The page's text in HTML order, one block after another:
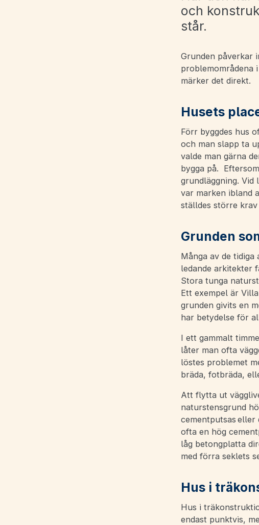
och
står.
Grunden påverkar
problemområdena
märker det direkt.
Husets
Förr byggdes hus
och man slapp ta
valde man gärna
bygga på.
grundläggning.
var marken ibland
ställdes större
Grunden
Många av de
ledande arkitekter
Stora tunga
Ett exempel är
grunden givits en
har betydelse för
I ett gammalt
låter man ofta
löstes problemet
bräda, fotbräda,
Att flytta ut
naturstensgrund
cementputsas
ofta en hög
låg betongplatta
med förra seklets
Hus i
Hus i
endast punktvis,